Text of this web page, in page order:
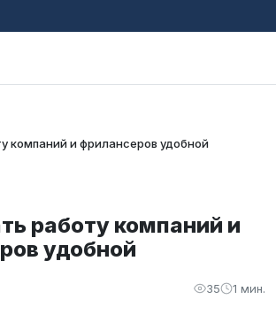
компаний и фрилансеров удобной
работу компаний и
удобной
35 1 мин.